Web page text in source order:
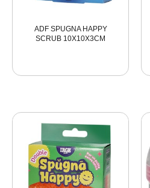
ADF SPUGNA HAPPY
SCRUB 10X10X3CM